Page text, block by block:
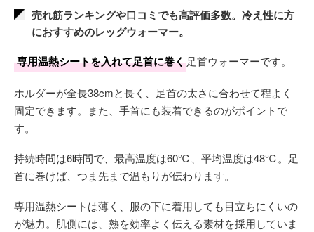
売れ筋ランキングや口コミでも高評価多数。冷え性に方
におすすめのレッグウォーマー。
専用温熱シートを入れて足首に巻く足首ウォーマーです。
ホルダーが全長38cmと長く、足首の太さに合わせて程よく
固定できます。また、手首にも装着できるのがポイントで
す。
持続時間は6時間で、最高温度は60℃、平均温度は48℃。足
首に巻けば、つま先まで温もりが伝わります。
専用温熱シートは薄く、服の下に着用しても目立ちにくいの
が魅力。肌側には、熱を効率よく伝える素材を採用していま